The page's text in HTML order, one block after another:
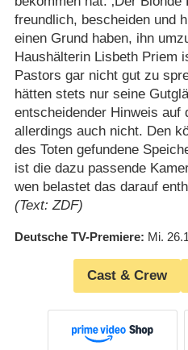
freundlich, bescheiden und
einen Grund haben, ihn
Haushälterin Lisbeth Priem
Pastors gar nicht gut zu
hätten stets nur seine
entscheidender Hinweis auf
allerdings auch nicht. Den
des Toten gefundene
ist die dazu passende
wen belastet das darauf
(Text: ZDF)
Deutsche TV-Premiere Mi.
Cast & Crew